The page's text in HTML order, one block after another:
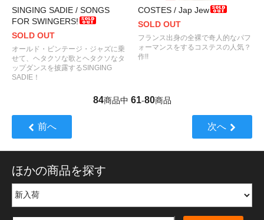
SINGING SADIE / SONGS
FOR SWINGERS!
SOLD OUT
オールド・ビンテージ・ジャズに乗
せて、ヘタクソな歌とヘタクソなタ
ップダンスを披露するSINGING
SADIE！
COSTES / Jap Jew
SOLD OUT
フランス出身の全裸で奇人的なパフ
ォーマンスをするコステスの人気？
作!!
84商品中 61-80商品
前へ 次へ
ほかの商品を探す